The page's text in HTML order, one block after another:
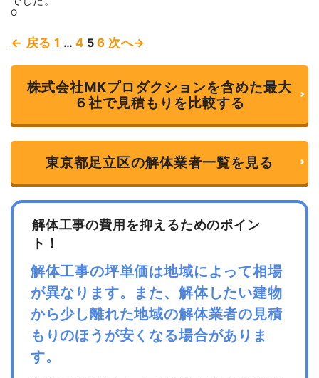
O
Site
Reviews
navigation
← 戻る Page
1 … Page
4 Page
5 Page
6 次へ→
株式会社MKプロダクションを含めた最大
６社で見積もりを比較する
東京都足立区の解体業者一覧を見る
解体工事の費用を抑えるためのポイン
ト！
解体工事の坪単価は地域によって相場
が異なります。また、解体したい建物
から少し離れた地域の解体業者の見積
もりのほうが安くなる場合がありま
す。